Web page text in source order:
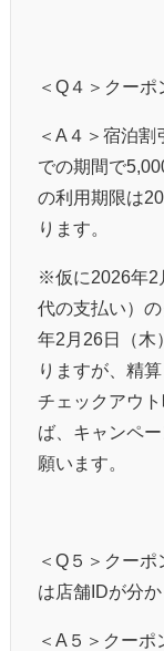
＜ Q４＞クーポ
＜ A ４＞宿泊割
での期間で
の利用期限は
ります。
※仮に2026年2
代の支払い）
年2 月 26日（木
りますが、精
チェックアウ
ば、キャンペ
願います。
＜ Q ５＞クーポ
は店舗 IDが分
＜ A ５＞クーポ